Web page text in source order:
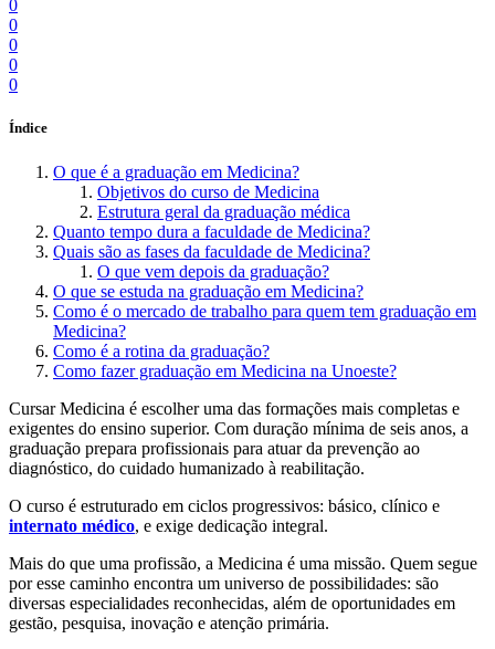
0
0
0
0
0
Índice
O que é a graduação em Medicina?
Objetivos do curso de Medicina
Estrutura geral da graduação médica
Quanto tempo dura a faculdade de Medicina?
Quais são as fases da faculdade de Medicina?
O que vem depois da graduação?
O que se estuda na graduação em Medicina?
Como é o mercado de trabalho para quem tem graduação em
Medicina?
Como é a rotina da graduação?
Como fazer graduação em Medicina na Unoeste?
Cursar Medicina é escolher uma das formações mais completas e
exigentes do ensino superior. Com duração mínima de seis anos, a
graduação prepara profissionais para atuar da prevenção ao
diagnóstico, do cuidado humanizado à reabilitação.
O curso é estruturado em ciclos progressivos: básico, clínico e
internato médico, e exige dedicação integral.
Mais do que uma profissão, a Medicina é uma missão. Quem segue
por esse caminho encontra um universo de possibilidades: são
diversas especialidades reconhecidas, além de oportunidades em
gestão, pesquisa, inovação e atenção primária.